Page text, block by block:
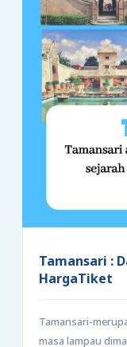
Tamansari :
HargaTiket
Tamansari-
masa lampau